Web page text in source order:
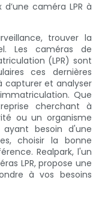
caméra LPR à
trouver la
Les caméras de
(LPR) sont
ces dernières
capturer et analyser
Que
cherchant à
ou un organisme
besoin d'une
choisir la bonne
Realpark, l'un
LPR, propose une
à vos besoins